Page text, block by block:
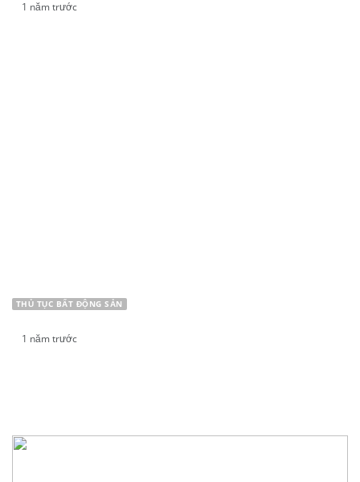
1 năm trước
THỦ TỤC BẤT ĐỘNG SẢN
1 năm trước